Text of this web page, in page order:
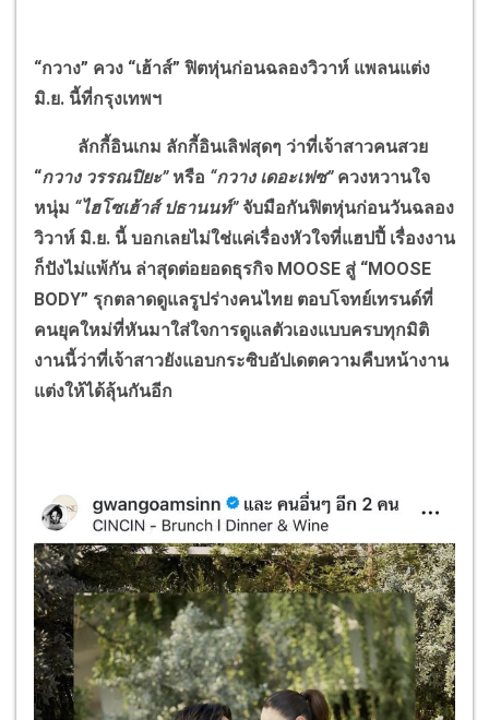
“กวาง” ควง “เฮ้าส์” ฟิตหุ่นก่อนฉลองวิวาห์ แพลนแต่ง
มิ.ย. นี้ที่กรุงเทพฯ
ลักกี้อินเกม ลักกี้อินเลิฟสุดๆ ว่าที่เจ้าสาวคนสวย
“กวาง วรรณปิยะ” หรือ “กวาง เดอะเฟซ” ควงหวานใจ
หนุ่ม “ไฮโซเฮ้าส์ ปธานนท์”จับมือกันฟิตหุ่นก่อนวันฉลอง
วิวาห์ มิ.ย. นี้ บอกเลยไม่ใช่แค่เรื่องหัวใจที่แฮปปี้ เรื่องงาน
ก็ปังไม่แพ้กัน ล่าสุดต่อยอดธุรกิจ MOOSE สู่ “MOOSE
BODY” รุกตลาดดูแลรูปร่างคนไทย ตอบโจทย์เทรนด์ที่
คนยุคใหม่ที่หันมาใส่ใจการดูแลตัวเองแบบครบทุกมิติ
งานนี้ว่าที่เจ้าสาวยังแอบกระซิบอัปเดตความคืบหน้างาน
แต่งให้ได้ลุ้นกันอีก